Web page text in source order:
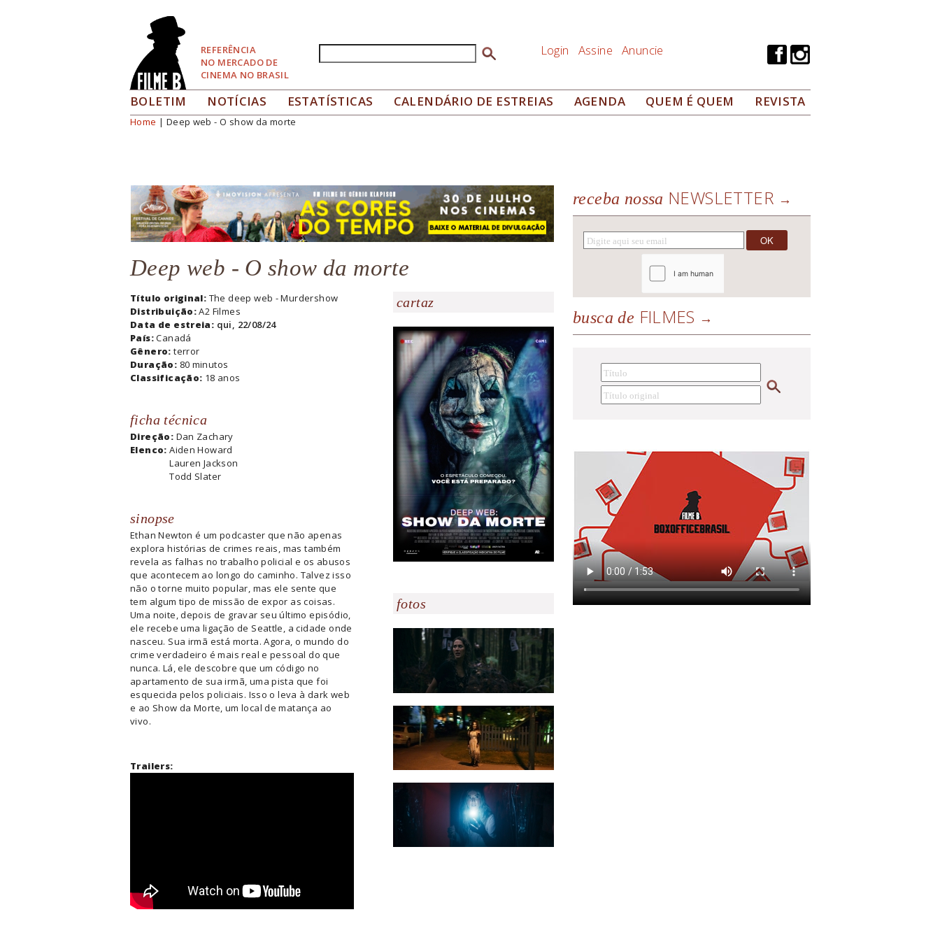
REFERÊNCIA
NO MERCADO DE
CINEMA NO BRASIL
Formulário de busca Login Assine Anuncie
BOLETIM NOTÍCIAS ESTATÍSTICAS CALENDÁRIO DE ESTREIAS AGENDA QUEM É QUEM REVISTA
Você está aqui
Home | Deep web - O show da morte
Deep web - O show da morte
Título original: The deep web - Murdershow
Distribuição:A2 Filmes
Data de estreia: qui, 22/08/24
País:Canadá
Gênero:terror
Duração: 80 minutos
Classificação: 18 anos
ficha técnica
Direção: Dan Zachary
Elenco:Aiden Howard
Lauren Jackson
Todd Slater
sinopse
Ethan Newton é um podcaster que não apenas
explora histórias de crimes reais, mas também
revela as falhas no trabalho policial e os abusos
que acontecem ao longo do caminho. Talvez isso
não o torne muito popular, mas ele sente que
tem algum tipo de missão de expor as coisas.
Uma noite, depois de gravar seu último episódio,
ele recebe uma ligação de Seattle, a cidade onde
nasceu. Sua irmã está morta. Agora, o mundo do
crime verdadeiro é mais real e pessoal do que
nunca. Lá, ele descobre que um código no
apartamento de sua irmã, uma pista que foi
esquecida pelos policiais. Isso o leva à dark web
e ao Show da Morte, um local de matança ao
vivo.
Trailers:
cartaz
fotos
receba nossa NEWSLETTER
busca de FILMES